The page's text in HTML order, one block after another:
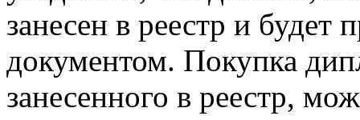
занесен в реестр и
документом. Покупка
занесенного в реестр,